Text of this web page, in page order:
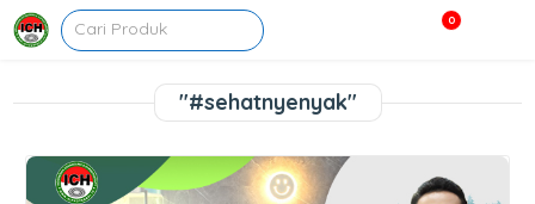
0
"#sehatnyenyak"